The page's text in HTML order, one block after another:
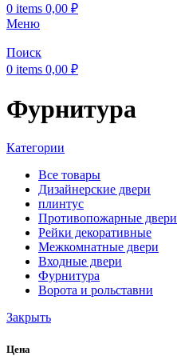
0 items 0,00 ₽
Меню
Поиск
0 items 0,00 ₽
Фурнитура
Категории
Все товары
Дизайнерские двери
плинтус
Противопожарные двери
Рейки декоративные
Межкомнатные двери
Входные двери
Фурнитура
Ворота и рольставни
Закрыть
Цена